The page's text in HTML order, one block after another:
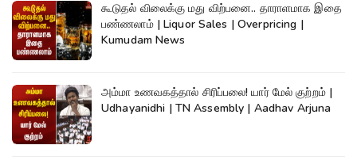
கூடுதல் விலைக்கு மது விற்பனை.. தாராளமாக இதை
பண்ணலாம் | Liquor Sales | Overpricing |
Kumudam News
அம்மா உணவகத்தால் சிரிப்பலை! யார் மேல் குற்றம் |
Udhayanidhi | TN Assembly | Aadhav Arjuna